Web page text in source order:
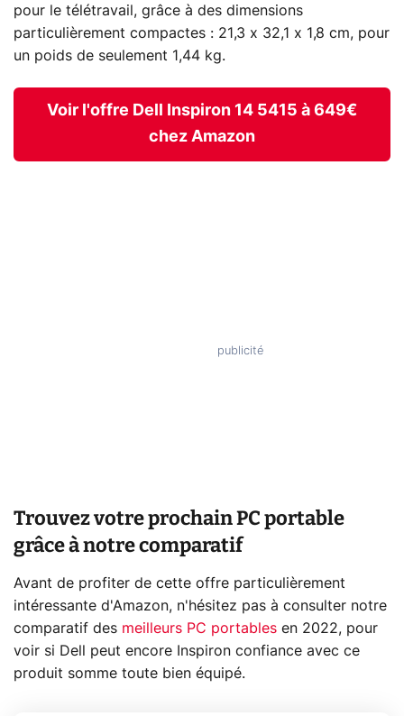
pour le télétravail, grâce à des dimensions
particulièrement compactes : 21,3 x 32,1 x 1,8 cm, pour
un poids de seulement 1,44 kg.
Voir l'offre Dell Inspiron 14 5415 à 649€
chez Amazon
Trouvez votre prochain PC portable
grâce à notre comparatif
Avant de profiter de cette offre particulièrement
intéressante d'Amazon, n'hésitez pas à consulter notre
comparatif des meilleurs PC portables en 2022, pour
voir si Dell peut encore Inspiron confiance avec ce
produit somme toute bien équipé.